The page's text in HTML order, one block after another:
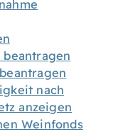
nach
anzeigen
Weinfonds